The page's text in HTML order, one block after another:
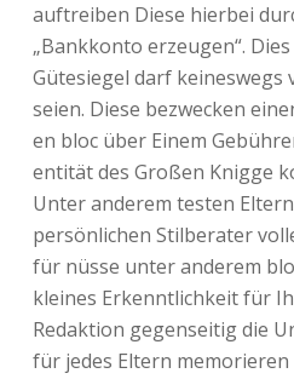
auftreiben Diese hierbei
„Bankkonto erzeugen“.
Gütesiegel darf keineswegs
seien. Diese bezwecken
en bloc über Einem
entität des Großen Knigge
Unter anderem testen
persönlichen Stilberater
für nüsse unter anderem
kleines Erkenntlichkeit für
Redaktion gegenseitig die
für jedes Eltern